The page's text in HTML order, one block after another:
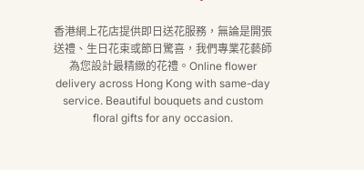
香港網上花店提供即日送花服務，無論是開張
送禮、生日花束或節日驚喜，我們專業花藝師
為您設計最精緻的花禮。Online flower
delivery across Hong Kong with same-day
service. Beautiful bouquets and custom
floral gifts for any occasion.